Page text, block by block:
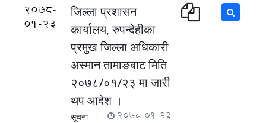
2078-
01-23
जिल्ला प्रशासन
कार्यालय, रुपन्देहीका
प्रमुख जिल्ला अधिकारी
अस्मान तामाङबाट मिति
२०७८/०१/२३ मा जारी
थप आदेश ।
सूचना 2078-01-23